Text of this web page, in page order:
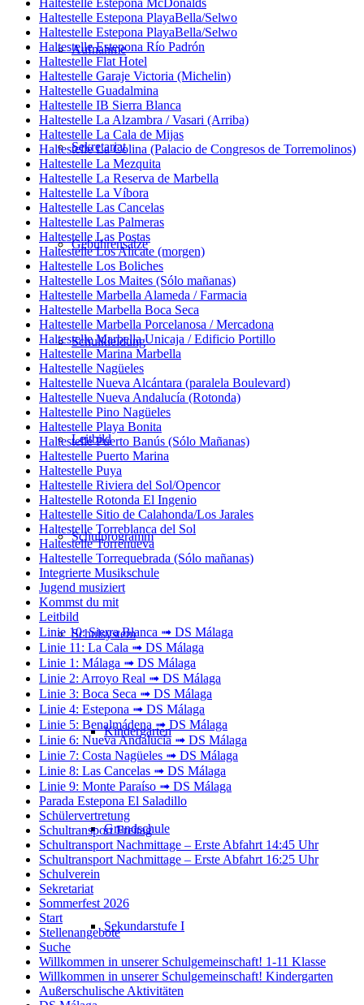
Aufnahme
Sekretariat
Gebührensätze
Schulkleidung
Leitbild
Schulprogramm
Schulsystem
Kindergarten
Grundschule
Sekundarstufe I
Haltestelle Estepona McDonalds
Haltestelle Estepona PlayaBella/Selwo
Haltestelle Estepona PlayaBella/Selwo
Haltestelle Estepona Río Padrón
Haltestelle Flat Hotel
Haltestelle Garaje Victoria (Michelin)
Haltestelle Guadalmina
Haltestelle IB Sierra Blanca
Haltestelle La Alzambra / Vasari (Arriba)
Haltestelle La Cala de Mijas
Haltestelle La Colina (Palacio de Congresos de Torremolinos)
Haltestelle La Mezquita
Haltestelle La Reserva de Marbella
Haltestelle La Víbora
Haltestelle Las Cancelas
Haltestelle Las Palmeras
Haltestelle Las Postas
Haltestelle Los Alicate (morgen)
Haltestelle Los Boliches
Haltestelle Los Maites (Sólo mañanas)
Haltestelle Marbella Alameda / Farmacia
Haltestelle Marbella Boca Seca
Haltestelle Marbella Porcelanosa / Mercadona
Haltestelle Marbella Unicaja / Edificio Portillo
Haltestelle Marina Marbella
Haltestelle Nagüeles
Haltestelle Nueva Alcántara (paralela Boulevard)
Haltestelle Nueva Andalucía (Rotonda)
Haltestelle Pino Nagüeles
Haltestelle Playa Bonita
Haltestelle Puerto Banús (Sólo Mañanas)
Haltestelle Puerto Marina
Haltestelle Puya
Haltestelle Riviera del Sol/Opencor
Haltestelle Rotonda El Ingenio
Haltestelle Sitio de Calahonda/Los Jarales
Haltestelle Torreblanca del Sol
Haltestelle Torrenueva
Haltestelle Torrequebrada (Sólo mañanas)
Integrierte Musikschule
Jugend musiziert
Kommst du mit
Leitbild
Linie 10: Sierra Blanca ➟ DS Málaga
Linie 11: La Cala ➟ DS Málaga
Linie 1: Málaga ➟ DS Málaga
Linie 2: Arroyo Real ➟ DS Málaga
Linie 3: Boca Seca ➟ DS Málaga
Linie 4: Estepona ➟ DS Málaga
Linie 5: Benalmádena ➟ DS Málaga
Linie 6: Nueva Andalucía ➟ DS Málaga
Linie 7: Costa Nagüeles ➟ DS Málaga
Linie 8: Las Cancelas ➟ DS Málaga
Linie 9: Monte Paraíso ➟ DS Málaga
Parada Estepona El Saladillo
Schülervertretung
Schultransport Freitag
Schultransport Nachmittage – Erste Abfahrt 14:45 Uhr
Schultransport Nachmittage – Erste Abfahrt 16:25 Uhr
Schulverein
Sekretariat
Sommerfest 2026
Start
Stellenangebote
Suche
Willkommen in unserer Schulgemeinschaft! 1-11 Klasse
Willkommen in unserer Schulgemeinschaft! Kindergarten
Außerschulische Aktivitäten